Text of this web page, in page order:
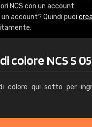
NCS con un account.
un account? Quindi puoi
colore NCS S
colore qui sotto per